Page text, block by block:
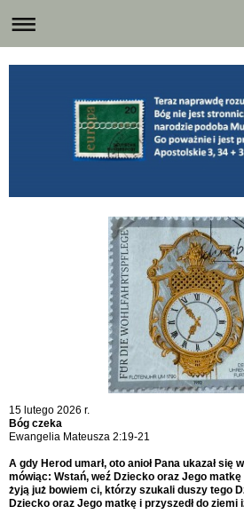
15 lutego 2026 r.
Bóg czeka
Ewangelia Mateusza 2:19-21
A gdy Herod umarł, oto anioł Pana ukazał się
mówiąc: Wstań, weź Dziecko oraz Jego
żyją już bowiem ci, którzy szukali duszy tego
Dziecko oraz Jego matkę i przyszedł do ziemi